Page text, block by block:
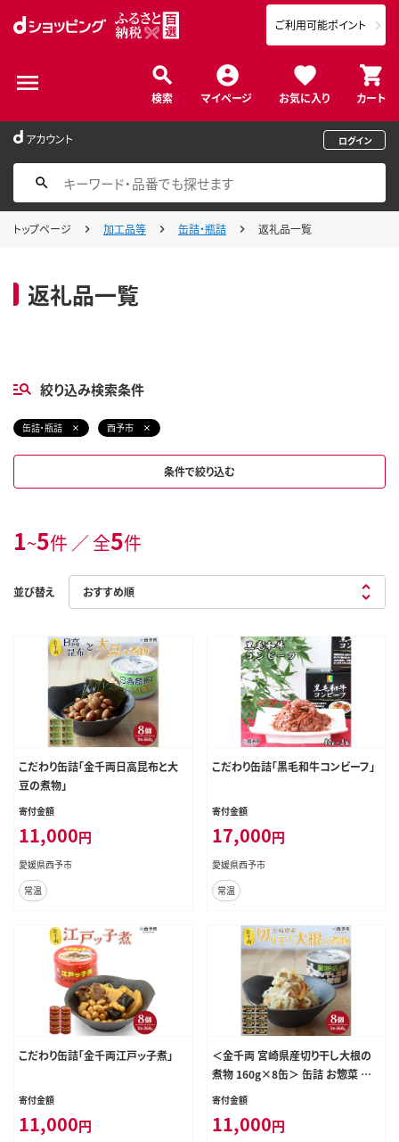
検索 マイページ お気に入り カート
ご利用可能ポイント
アカウント ログイン
トップページ 加工品等 缶詰・瓶詰 返礼品一覧
返礼品一覧
絞り込み検索条件
缶詰・瓶詰 西予市
条件で絞り込む
1~5件 ／ 全5件
並び替え
こだわり缶詰「金千両日高昆布と大
豆の煮物」
寄付金額
11,000円
愛媛県西予市
常温
こだわり缶詰「黒毛和牛コンビーフ」
寄付金額
17,000円
愛媛県西予市
常温
こだわり缶詰「金千両江戸ッ子煮」
寄付金額
11,000円
＜金千両 宮崎県産切り干し大根の
煮物 160g×8缶＞ 缶詰 お惣菜 お
かず おつまみ 和食 保存食 非常食
ック 切干大根 野菜 加工品 国産 ア
寄付金額
11,000円